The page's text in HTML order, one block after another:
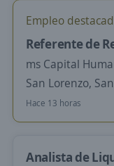
Empleo
Referente de
ms Capital
San Lorenzo,
Hace 13 horas
Analista de